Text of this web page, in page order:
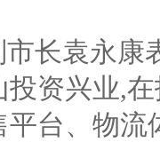
长袁永康
资兴业,
台、物